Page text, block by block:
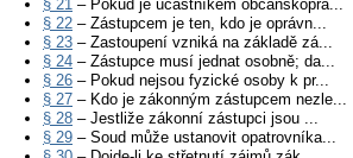
§ 21 – Pokud je účastníkem občanskoprá...
§ 22 – Zástupcem je ten, kdo je oprávn...
§ 23 – Zastoupení vzniká na základě zá...
§ 24 – Zástupce musí jednat osobně; da...
§ 26 – Pokud nejsou fyzické osoby k pr...
§ 27 – Kdo je zákonným zástupcem nezle...
§ 28 – Jestliže zákonní zástupci jsou ...
§ 29 – Soud může ustanovit opatrovníka...